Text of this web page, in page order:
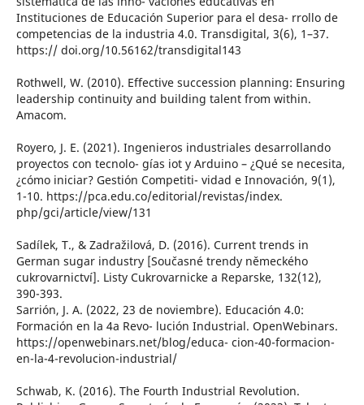
Instituciones de Educación Superior para el desa- rrollo de
competencias de la industria 4.0. Transdigital, 3(6), 1–37.
https:// doi.org/10.56162/transdigital143
Rothwell, W. (2010). Effective succession planning: Ensuring
leadership continuity and building talent from within.
Amacom.
Royero, J. E. (2021). Ingenieros industriales desarrollando
proyectos con tecnolo- gías iot y Arduino – ¿Qué se necesita,
¿cómo iniciar? Gestión Competiti- vidad e Innovación, 9(1),
1-10. https://pca.edu.co/editorial/revistas/index.
php/gci/article/view/131
Sadílek, T., & Zadražilová, D. (2016). Current trends in
German sugar industry [Současné trendy německého
cukrovarnictví]. Listy Cukrovarnicke a Reparske, 132(12),
390-393.
Sarrión, J. A. (2022, 23 de noviembre). Educación 4.0:
Formación en la 4a Revo- lución Industrial. OpenWebinars.
https://openwebinars.net/blog/educa- cion-40-formacion-
en-la-4-revolucion-industrial/
Schwab, K. (2016). The Fourth Industrial Revolution.